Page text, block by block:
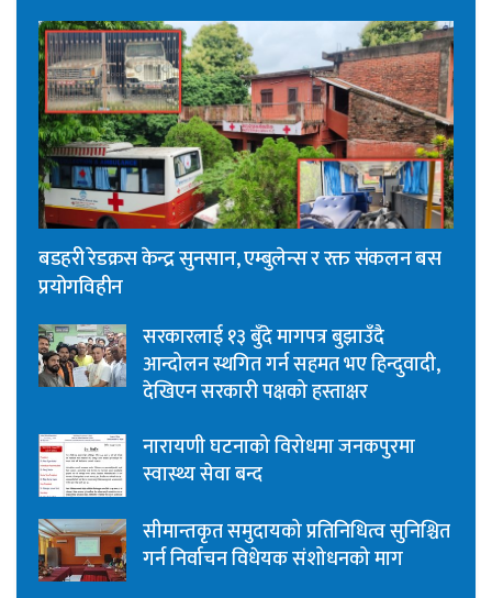
बडहरी रेडक्रस केन्द्र सुनसान, एम्बुलेन्स र रक्त संकलन बस
प्रयोगविहीन
सरकारलाई १३ बुँदे मागपत्र बुझाउँदै
आन्दोलन स्थगित गर्न सहमत भए हिन्दुवादी,
देखिएन सरकारी पक्षको हस्ताक्षर
नारायणी घटनाको विरोधमा जनकपुरमा
स्वास्थ्य सेवा बन्द
सीमान्तकृत समुदायको प्रतिनिधित्व सुनिश्चित
गर्न निर्वाचन विधेयक संशोधनको माग